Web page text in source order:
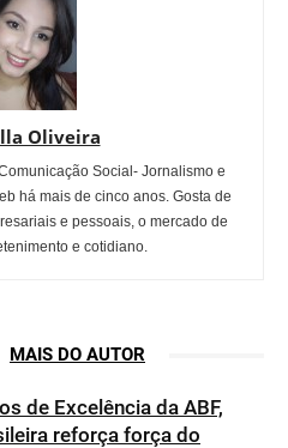
Oliveira
Social- Jornalismo e
há mais de cinco anos. Gosta de
e pessoais, o mercado de
e cotidiano.
MAIS DO AUTOR
de Excelência da ABF,
reforça força do